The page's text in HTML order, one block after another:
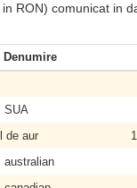
RON) comunicat in
Denumire
SUA
de aur
australian